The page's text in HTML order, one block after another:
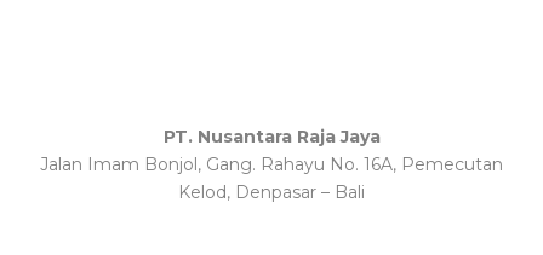
PT. Nusantara Raja Jaya
Jalan Imam Bonjol, Gang. Rahayu No. 16A, Pemecutan
Kelod, Denpasar – Bali